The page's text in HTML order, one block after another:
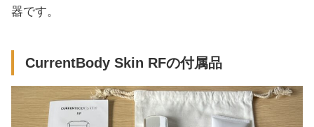
器です。
CurrentBody Skin RFの付属品